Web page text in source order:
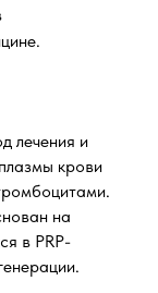
лечения и
крови
на
в PRP-